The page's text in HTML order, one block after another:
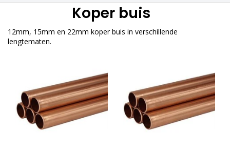
Koper buis
12mm, 15mm en 22mm koper buis in verschillende
lengtematen.